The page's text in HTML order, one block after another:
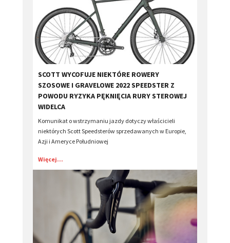
​SCOTT WYCOFUJE NIEKTÓRE ROWERY
SZOSOWE I GRAVELOWE 2022 SPEEDSTER Z
POWODU RYZYKA PĘKNIĘCIA RURY STEROWEJ
WIDELCA
Komunikat o wstrzymaniu jazdy dotyczy właścicieli
niektórych Scott Speedsterów sprzedawanych w Europie,
Azji i Ameryce Południowej
Więcej...